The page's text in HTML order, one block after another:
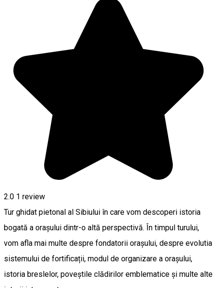
2.0 1 review
Tur ghidat pietonal al Sibiului în care vom descoperi istoria
bogată a orașului dintr-o altă perspectivă. În timpul turului,
vom afla mai multe despre fondatorii orașului, despre evolutia
sistemului de fortificații, modul de organizare a orașului,
istoria breslelor, poveștile clădirilor emblematice și multe alte